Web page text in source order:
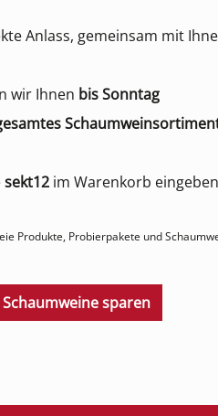
Anlass, gemeinsam mit
wir Ihnen bis Sonntag
sekt12 im Warenkorb
Produkte, Probierpakete und
sparen